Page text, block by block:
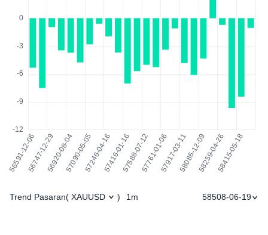
Trend Pasaran( XAUUSD ) 1m 58508-06-19